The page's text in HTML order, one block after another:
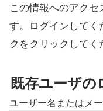
この情報へのアクセ
す。ログインしてく
クをクリックしてく
既存ユーザの
ユーザー名またはメ